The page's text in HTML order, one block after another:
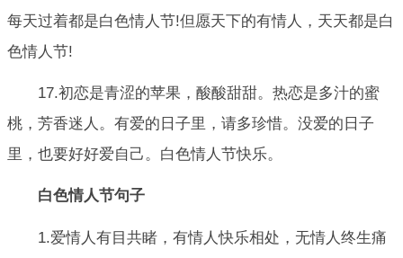
每天过着都是白色情人节!但愿天下的有情人，天天都是白
色情人节!
17.初恋是青涩的苹果，酸酸甜甜。热恋是多汁的蜜
桃，芳香迷人。有爱的日子里，请多珍惜。没爱的日子
里，也要好好爱自己。白色情人节快乐。
白色情人节句子
1.爱情人有目共睹，有情人快乐相处，无情人终生痛